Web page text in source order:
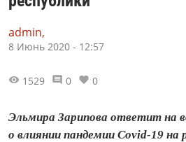
admin,
8 Июнь 2020 - 12:57
1529 0 0
Эльмира Зарипова ответит на
о влиянии пандемии Covid-19 на